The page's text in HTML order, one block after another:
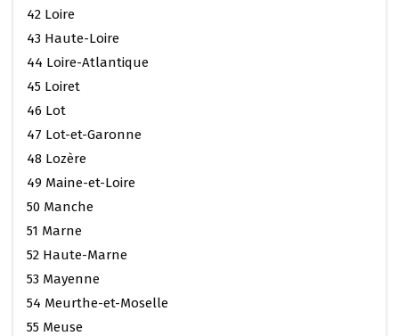
42 Loire
43 Haute-Loire
44 Loire-Atlantique
45 Loiret
46 Lot
47 Lot-et-Garonne
48 Lozère
49 Maine-et-Loire
50 Manche
51 Marne
52 Haute-Marne
53 Mayenne
54 Meurthe-et-Moselle
55 Meuse